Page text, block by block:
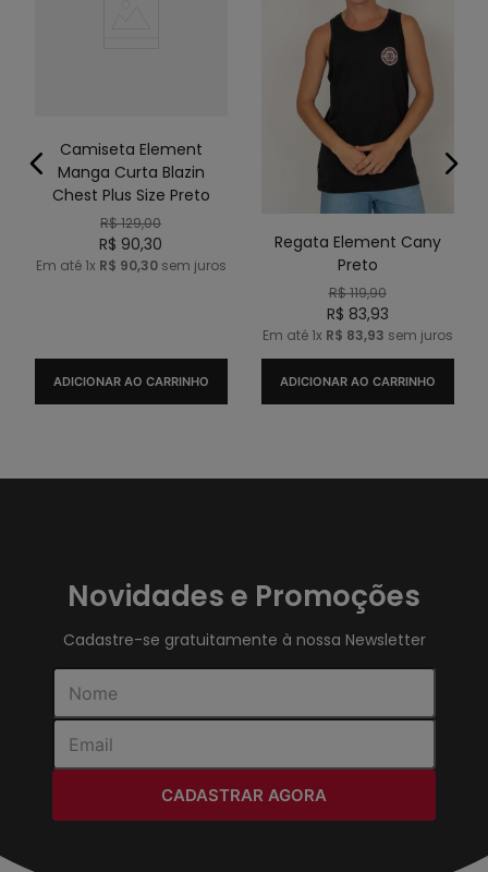
Camiseta Element
Manga Curta Blazin
Chest Plus Size Preto
R$129,00
R$ 90,30
Em até 1x R$ 90,30sem juros
ADICIONAR AO CARRINHO
Regata Element Cany
Preto
R$119,90
R$ 83,93
Em até 1x R$ 83,93 sem juros
ADICIONAR AO CARRINHO
Novidades e Promoções
Cadastre-se gratuitamente à nossa Newsletter
CADASTRAR AGORA